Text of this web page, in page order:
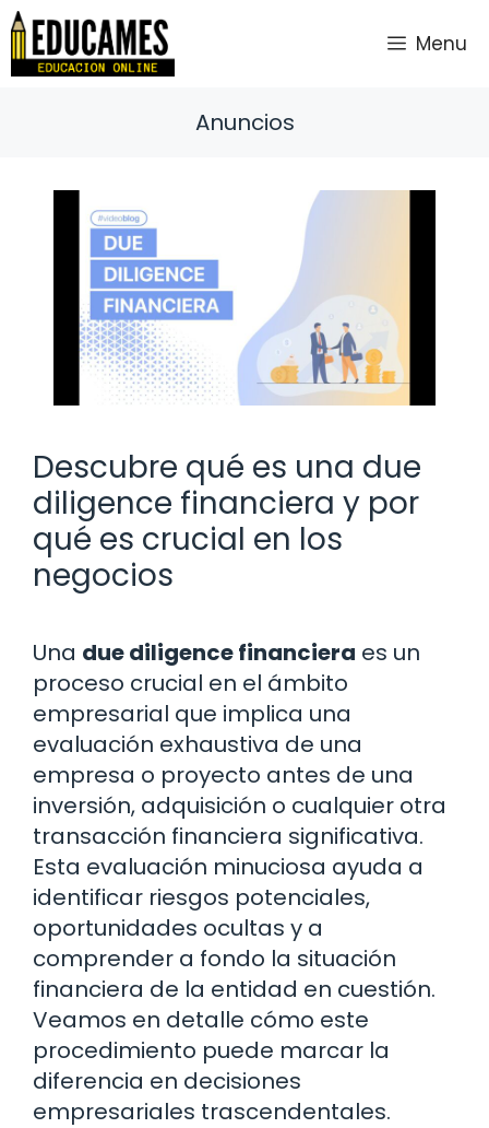
Saltar
contenido
Menu
Anuncios
Descubre qué es una due
diligence financiera y por
qué es crucial en los
negocios
Una due diligence financiera es un
proceso crucial en el ámbito
empresarial que implica una
evaluación exhaustiva de una
empresa o proyecto antes de una
inversión, adquisición o cualquier otra
transacción financiera significativa.
Esta evaluación minuciosa ayuda a
identificar riesgos potenciales,
oportunidades ocultas y a
comprender a fondo la situación
financiera de la entidad en cuestión.
Veamos en detalle cómo este
procedimiento puede marcar la
diferencia en decisiones
empresariales trascendentales.